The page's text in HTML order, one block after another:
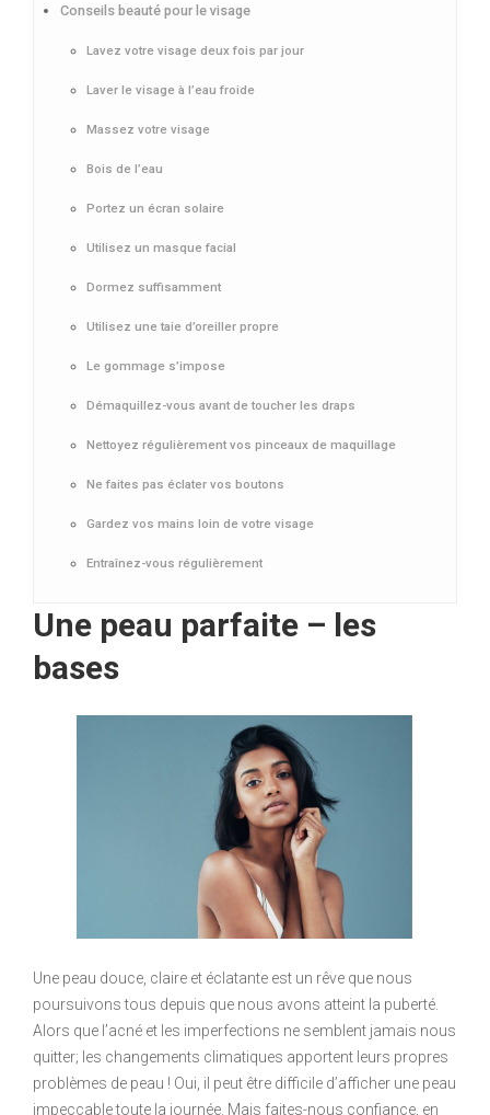
Conseils beauté pour le visage
Lavez votre visage deux fois par jour
Laver le visage à l’eau froide
Massez votre visage
Bois de l’eau
Portez un écran solaire
Utilisez un masque facial
Dormez suffisamment
Utilisez une taie d’oreiller propre
Le gommage s’impose
Démaquillez-vous avant de toucher les draps
Nettoyez régulièrement vos pinceaux de maquillage
Ne faites pas éclater vos boutons
Gardez vos mains loin de votre visage
Entraînez-vous régulièrement
Une peau parfaite – les
bases
Une peau douce, claire et éclatante est un rêve que nous
poursuivons tous depuis que nous avons atteint la puberté.
Alors que l’acné et les imperfections ne semblent jamais nous
quitter; les changements climatiques apportent leurs propres
problèmes de peau ! Oui, il peut être difficile d’afficher une peau
impeccable toute la journée. Mais faites-nous confiance, en